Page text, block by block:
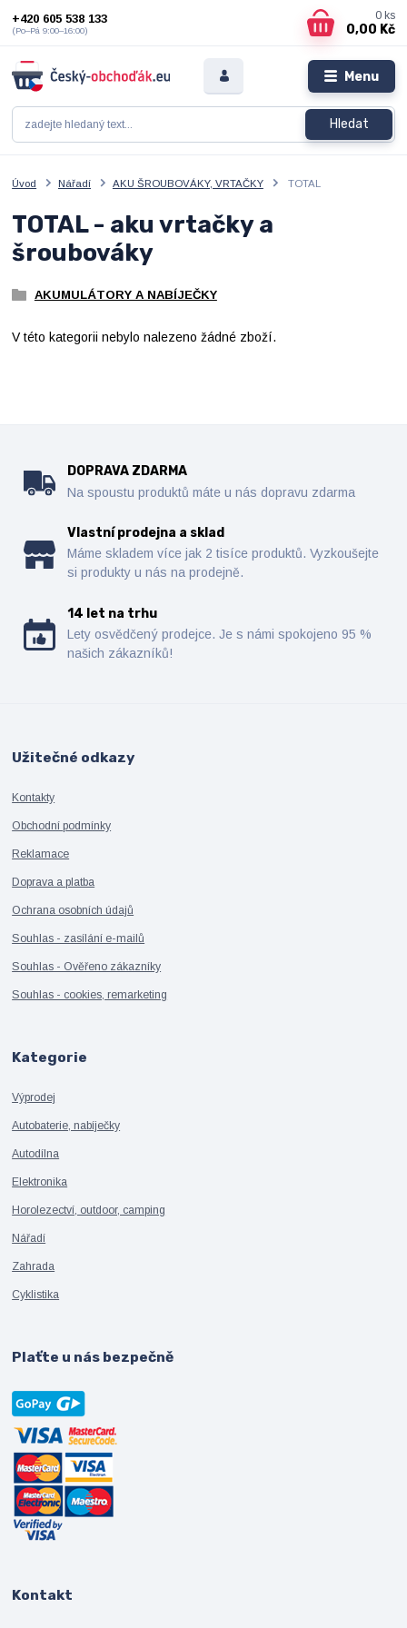
Menu
Hledat
+420 605 538 133
(Po–Pá 9:00–16:00)
0 ks
0,00 Kč
Úvod Nářadí AKU ŠROUBOVÁKY, VRTAČKY TOTAL
TOTAL - aku vrtačky a
šroubováky
AKUMULÁTORY A NABÍJEČKY
V této kategorii nebylo nalezeno žádné zboží.
DOPRAVA ZDARMA
Na spoustu produktů máte u nás dopravu zdarma
Vlastní prodejna a sklad
Máme skladem více jak 2 tisíce produktů. Vyzkoušejte
si produkty u nás na prodejně.
14 let na trhu
Lety osvědčený prodejce. Je s námi spokojeno 95 %
našich zákazníků!
Užitečné odkazy
Kontakty
Obchodní podmínky
Reklamace
Doprava a platba
Ochrana osobních údajů
Souhlas - zasílání e-mailů
Souhlas - Ověřeno zákazníky
Souhlas - cookies, remarketing
Kategorie
Výprodej
Autobaterie, nabíječky
Autodílna
Elektronika
Horolezectví, outdoor, camping
Nářadí
Zahrada
Cyklistika
Plaťte u nás bezpečně
Kontakt